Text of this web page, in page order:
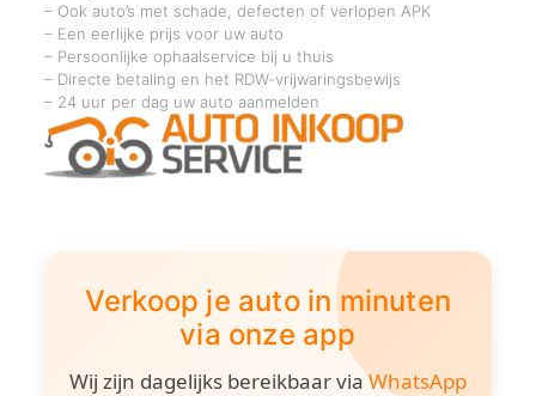
– Ook auto’s met schade, defecten of verlopen APK
– Een eerlijke prijs voor uw auto
– Persoonlijke ophaalservice bij u thuis
– Directe betaling en het RDW-vrijwaringsbewijs
– 24 uur per dag uw auto aanmelden
Verkoop je auto in minuten
via onze app
Wij zijn dagelijks bereikbaar viaWhatsApp